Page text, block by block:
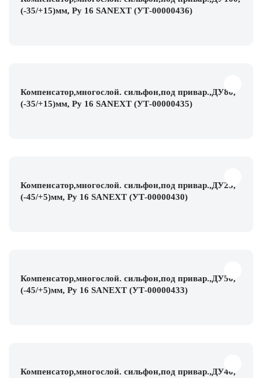
(-35/+15)мм, Ру 16 SANEXT (УТ-00000436)
Компенсатор,многослой. сильфон,под привар.,ДУ80,
(-35/+15)мм, Ру 16 SANEXT (УТ-00000435)
Компенсатор,многослой. сильфон,под привар.,ДУ25,
(-45/+5)мм, Ру 16 SANEXT (УТ-00000430)
Компенсатор,многослой. сильфон,под привар.,ДУ50,
(-45/+5)мм, Ру 16 SANEXT (УТ-00000433)
Компенсатор,многослой. сильфон,под привар.,ДУ40,